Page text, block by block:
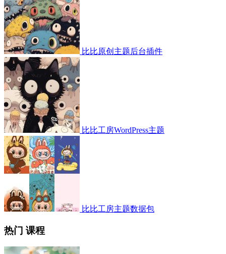
比比原创主题后台插件
比比工房WordPress主题
比比工房主题数据包
热门 课程